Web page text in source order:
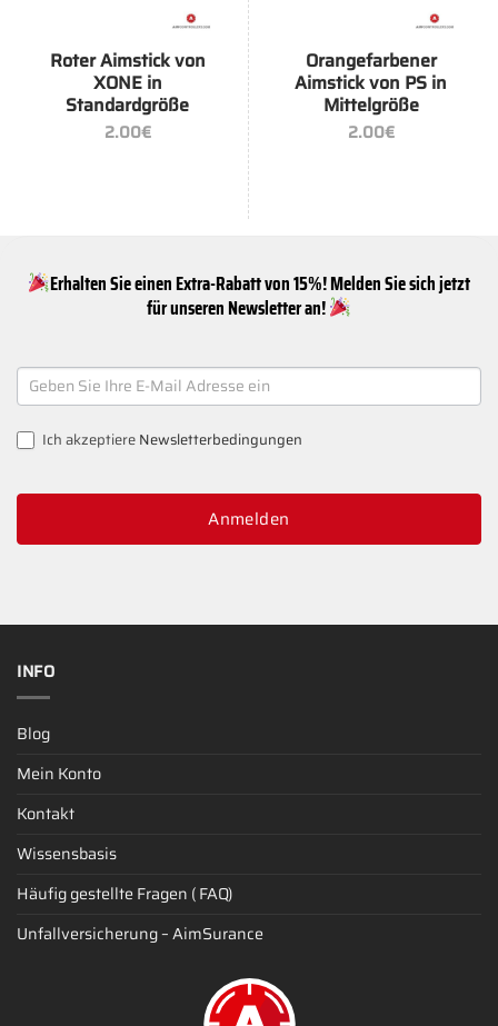
Roter Aimstick von
XONE in
Standardgröße
2.00€
Orangefarbener
Aimstick von PS in
Mittelgröße
2.00€
Erhalten Sie einen Extra-Rabatt von 15%! Melden Sie sich jetzt
für unseren Newsletter an!
NEWSLETTER
SIGNUP
Ich akzeptiereNewsletterbedingungen
Anmelden
INFO
Blog
Mein Konto
Kontakt
Wissensbasis
Häufig gestellte Fragen ( FAQ)
Unfallversicherung – AimSurance